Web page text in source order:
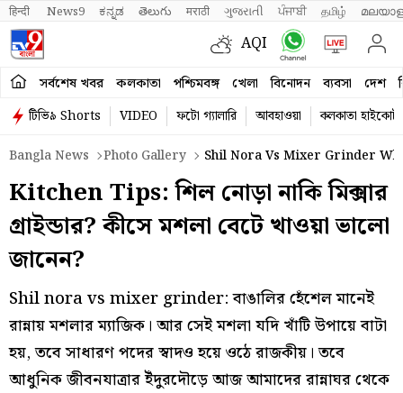
हिन्दी News9 ಕನ್ನಡ తెలుగు मराठी ગુજરાતી ਪੰਜਾਬੀ தமிழ்
AQI
সর্বশেষ খবর কলকাতা পশ্চিমবঙ্গ খেলা বিনোদন ব্যবসা দেশ
টিভি৯ Shorts VIDEO ফটো গ্যালারি আবহাওয়া
কলকাতা হাইকোর্ট
Bangla News
Photo Gallery Shil Nora Vs Mixer Grinder
Kitchen Tips: শিল নোড়া নাকি মিক্সার
গ্রাইন্ডার? কীসে মশলা বেটে খাওয়া ভালো
জানেন?
Shil nora vs mixer grinder: বাঙালির হেঁশেল মানেই
রান্নায় মশলার ম্যাজিক। আর সেই মশলা যদি খাঁটি উপায়ে বাটা
হয়, তবে সাধারণ পদের স্বাদও হয়ে ওঠে রাজকীয়। তবে
আধুনিক জীবনযাত্রার ইঁদুরদৌড়ে আজ আমাদের রান্নাঘর থেকে